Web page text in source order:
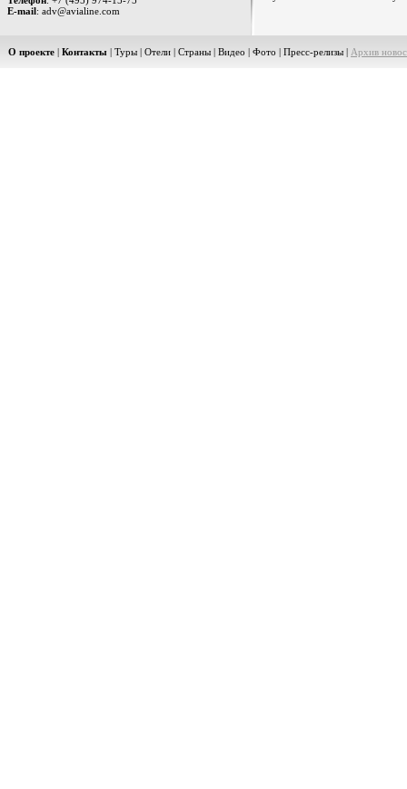
E-mail: adv@avialine.com
О проекте | Контакты | Туры | Отели | Страны | Видео | Фото | Пресс-релизы | Архив